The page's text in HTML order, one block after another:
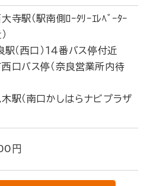
寺駅（駅南側ﾛｰﾀﾘｰｴﾚﾍﾞｰﾀｰ
駅（西口）１４番バス停付近
口バス停（奈良営業所内待
駅（南口かしはらナビプラザ
円